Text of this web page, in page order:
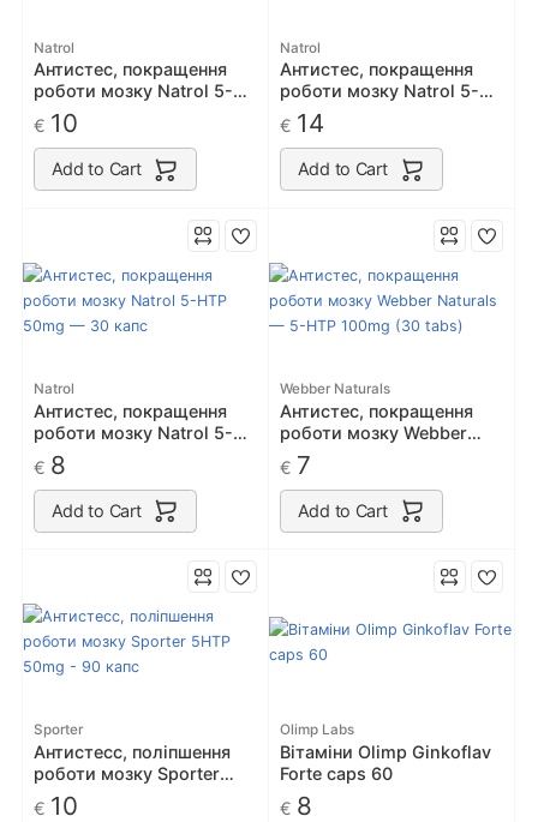
Natrol
Антистес, покращення
роботи мозку Natrol 5-
HTP 100mg T/R — 45 таб
€ 10
Add to Cart
Natrol
Антистес, покращення
роботи мозку Natrol 5-
HTP 200mg Time Release
— 30 таб
€ 14
Add to Cart
Natrol
Антистес, покращення
роботи мозку Natrol 5-
HTP 50mg — 30 капс
€ 8
Add to Cart
Webber Naturals
Антистес, покращення
роботи мозку Webber
Naturals — 5-HTP 100mg
(30 tabs)
€ 7
Add to Cart
Sporter
Антистесс, поліпшення
роботи мозку Sporter
5HTP 50mg - 90 капс
€ 10
Olimp Labs
Вітаміни Olimp Ginkoflav
Forte caps 60
€ 8